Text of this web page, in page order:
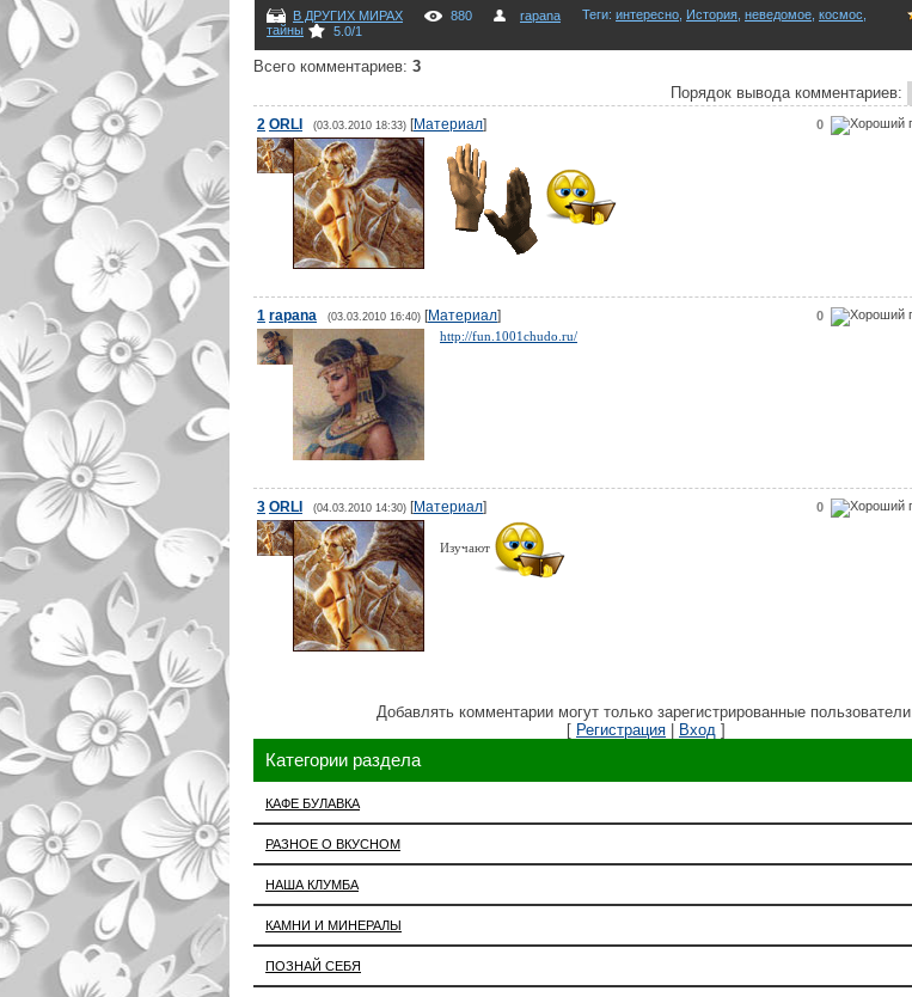
В ДРУГИХ МИРАХ 880 rapana Теги: интересно История неведомое космос
тайны
5.0/1
Всего комментариев: 3
Порядок вывода комментариев:
0
2 ORLI (03.03.2010 18:33) [Материал]
0
1 rapana (03.03.2010 16:40) [Материал]
http://fun.1001chudo.ru/
0
3 ORLI (04.03.2010 14:30) [Материал]
Изучают
Добавлять комментарии могут только зарегистрированные пользователи.
[ Регистрация | Вход ]
Категории раздела
КАФЕ БУЛАВКА
РАЗНОЕ О ВКУСНОМ
НАША КЛУМБА
КАМНИ И МИНЕРАЛЫ
ПОЗНАЙ СЕБЯ